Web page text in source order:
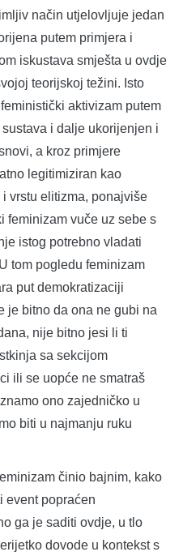
način utjelovljuje jedan
putem primjera i
iskustava smješta u ovdje
teorijskoj težini. Isto
aktivizam putem
i dalje ukorijenjen i
a kroz primjere
legitimiziran kao
vrstu elitizma, ponajviše
feminizam vuče uz sebe s
istog potrebno vladati
tom pogledu feminizam
put demokratizaciji
je bitno da ona ne gubi na
nije bitno jesi li ti
sa sekcijom
ili se uopće ne smatraš
ono zajedničko u
biti u najmanju ruku
činio bajnim, kako
event popraćen
ga je saditi ovdje, u tlo
dovode u kontekst s